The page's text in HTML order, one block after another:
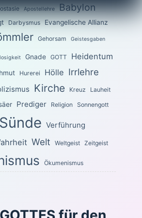
Apostellehre Babylon
Darbysmus Evangelische Allianz
Gehorsam Geistesgaben
Gnade GOTT Heidentum
Hurerei Hölle Irrlehre
Kirche Kreuz Lauheit
Prediger Religion Sonnengott
Sünde Verführung
Welt Weltgeist Zeitgeist
Ökumenismus